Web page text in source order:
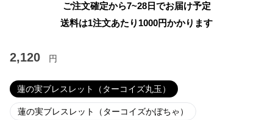
ご注文確定から7~28日でお届け予定
送料は1注文あたり 1000円かかります
2,120 円
蓮の実ブレスレット（ターコイズ丸玉）
蓮の実ブレスレット（ターコイズかぼちゃ）